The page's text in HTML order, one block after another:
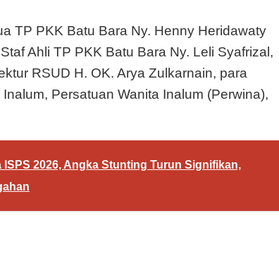
TP PKK Batu Bara Ny. Henny Heridawaty
Ahli TP PKK Batu Bara Ny. Leli Syafrizal,
RSUD H. OK. Arya Zulkarnain, para
Persatuan Wanita Inalum (Perwina),
2026, Angka Stunting Turun Signifikan,